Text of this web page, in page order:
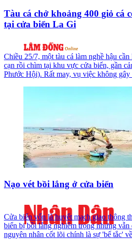
Tàu cá chở khoảng 400 giỏ cá
tại cửa biển La Gi
Chiều 25/7, một tàu cá làm nghề hậu
cạn rồi chìm tại khu vực cửa biển, gần
Phước Hội). Rất may, vụ việc không
Nạo vét bồi lắng ở cửa biển
Cửa biển vốn là huyết mạch giao thông
biển bị bồi lắng nghiêm trọng nhưng vẫn
nguyên nhân cốt lõi chính là sự 'bế tắc'